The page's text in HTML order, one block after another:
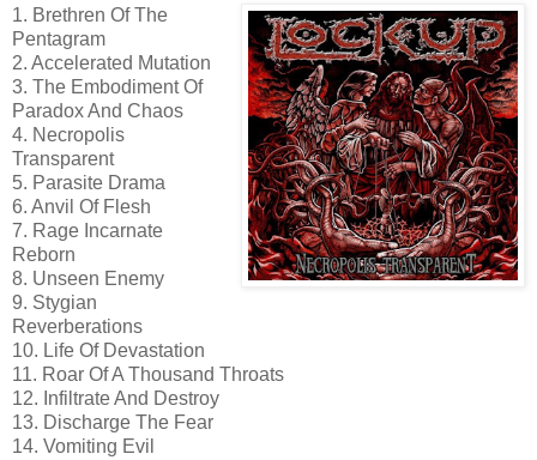
1. Brethren Of The
Pentagram
2. Accelerated Mutation
3. The Embodiment Of
Paradox And Chaos
4. Necropolis
Transparent
5. Parasite Drama
6. Anvil Of Flesh
7. Rage Incarnate
Reborn
8. Unseen Enemy
9. Stygian
Reverberations
10. Life Of Devastation
11. Roar Of A Thousand Throats
12. Infiltrate And Destroy
13. Discharge The Fear
14. Vomiting Evil